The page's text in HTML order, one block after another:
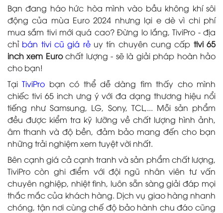
Bạn đang háo hức hòa mình vào bầu không khí sôi
động của mùa Euro 2024 nhưng lại e dè vì chi phí
mua sắm tivi mới quá cao? Đừng lo lắng, TiviPro - địa
chỉ bán tivi cũ giá rẻuy tín chuyên cung cấp tivi 65
inch xem Eurochất lượng - sẽ là giải pháp hoàn hảo
cho bạn!
TạiTiviPro bạn có thể dễ dàng tìm thấy cho mình
chiếc tivi 65 inch ưng ý với đa dạng thương hiệu nổi
tiếng như Samsung, LG, Sony, TCL,... Mỗi sản phẩm
đều được kiểm tra kỹ lưỡng về chất lượng hình ảnh,
âm thanh và độ bền, đảm bảo mang đến cho bạn
những trải nghiệm xem tuyệt vời nhất.
Bên cạnh giá cả cạnh tranh và sản phẩm chất lượng,
TiviPro còn ghi điểm với đội ngũ nhân viên tư vấn
chuyên nghiệp, nhiệt tình, luôn sẵn sàng giải đáp mọi
thắc mắc của khách hàng. Dịch vụ giao hàng nhanh
chóng, tận nơi cùng chế độ bảo hành chu đáo cũng